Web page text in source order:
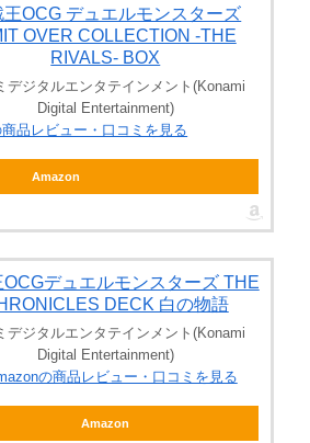
王OCG デュエルモンスターズ
OVER COLLECTION -THE
RIVALS- BOX
デジタルエンタテインメント(Konami
Digital Entertainment)
品レビュー・口コミを見る
Amazon
OCGデュエルモンスターズ THE
DECK 白の物語
デジタルエンタテインメント(Konami
Digital Entertainment)
の商品レビュー・口コミを見る
Amazon